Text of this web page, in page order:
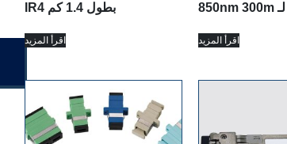
اقرأ المزيد اقرأ المزيد